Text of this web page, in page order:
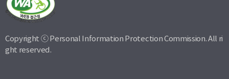
Copyright ⓒ Personal Information Protection Commission. All ri
ght reserved.